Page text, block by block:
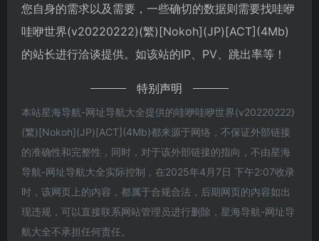
您自身的需求以及需要，一些确切的数据则需要找哇咿
哇咿世界(v20220222)(繁)[Nokoh](JP)[ACT](4Mb)
的站长进行洽谈提供。如该站的IP、PV、跳出率等！
特别声明
本站星海导航-网址导航大全提供的哇咿哇咿世界(v20220222)
(繁)[Nokoh](JP)[ACT](4Mb)都来源于网络，不保证外部链接
的准确性和完整性，同时，对于该外部链接的指向，不由星海
导航-网址导航大全实际控制，在2025年4月7日 下午2:07收录
时，该网页上的内容，都属于合规合法，后期网页的内容如出
现违规，可以直接联系网站管理员进行删除，星海导航-网址导
航大全不承担任何责任。